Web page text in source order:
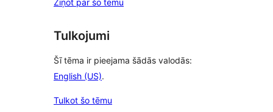
Tulkojumi
Šī tēma ir pieejama šādās valodās:
English (US).
Tulkot šo tēmu